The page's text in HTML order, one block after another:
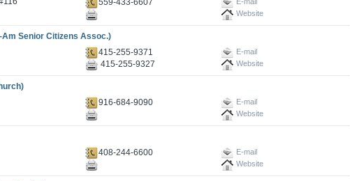
E-mail
Website
Am Senior Citizens Assoc.)
415-255-9371 E-mail
415-255-9327 Website
916-684-9090
E-mail
Website
408-244-6600
E-mail
Website